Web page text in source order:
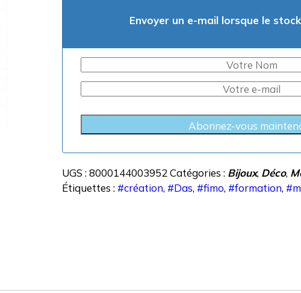
Envoyer un e-mail lorsque le
Abonnez-vous
UGS :8000144003952 Catégories : Bijoux, Déco,
Étiquettes : #création, #Das, #fimo, #formation,